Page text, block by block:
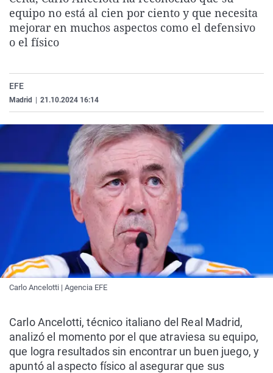
La rosa de los vientos
Gente viajera
Caso
Retornados
Operación Viuda
Extremadura
Galicia
Navarra
Virales
Televisión
equipo no está al cien por ciento y que necesita
mejorar en muchos aspectos como el defensivo
o el físico
EFE
Madrid 21.10.2024 16:14
Carlo Ancelotti | Agencia EFE
Carlo Ancelotti, técnico italiano del Real Madrid,
analizó el momento por el que atraviesa su equipo,
que logra resultados sin encontrar un buen juego, y
apuntó al aspecto físico al asegurar que sus